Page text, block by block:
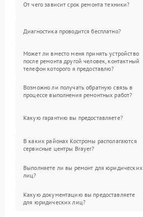
От чего зависит срок ремонта техники?
Диагностика проводится бесплатно?
Может ли вместо меня принять устройство
после ремонта другой человек, контактный
телефон которого я предоставлю?
Возможно ли получать обратную связь в
процессе выполнения ремонтных работ?
Какую гарантию вы предоставляете?
В каких районах Костромы располагаются
сервисные центры Brayer?
Выполняете ли вы ремонт для юридических
лиц?
Какую документацию вы предоставляете
для юридических лиц?